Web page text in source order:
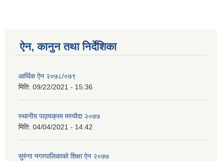
ऐन, कानुन तथा निर्देशिका
आर्थिक ऐन २०७८/०७९
मिति: 09/22/2021 - 15:36
स्थानीय पाठ्यक्रम मस्यौदा २०७७
मिति: 04/04/2021 - 14:42
सुरुंगा नगरपालिकाको शिक्षा ऐन २०७७